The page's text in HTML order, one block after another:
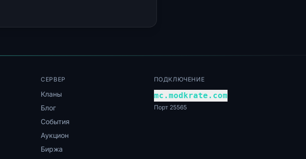
СЕРВЕР
Кланы
Блог
События
Аукцион
Биржа
ПОДКЛЮЧЕНИЕ
mc.modkrate.com
Порт 25565